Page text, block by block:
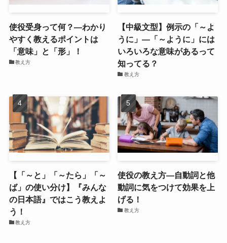
使役受身って何？―わかり
やすく教えるポイントは
「意味」と「形」！
教え方
【中級文型】例示の「～よ
うに」―「～ように」には
いろいろな意味があるって
知ってる？
教え方
【「～と」「～たら」「～
ば」の使い分け】『みんな
の日本語』ではこう教えよ
う！
教え方
使役の教え方―自動詞と他
動詞に気をつけて効果を上
げる！
教え方